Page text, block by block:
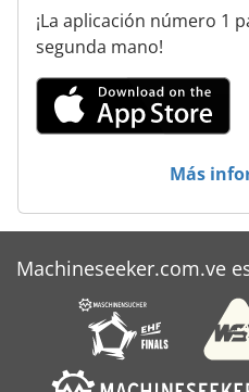
Haimer
Hbm
Herminghausen
Kapema
Sahinler
¡La aplicación número 1
segunda mano!
Más
Machineseeker.com.ve